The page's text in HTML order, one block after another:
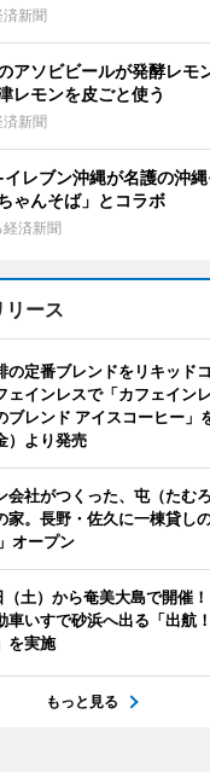
新聞
アソビビールが発酵レモ
モンを皮ごと使う
新聞
イレブン沖縄が名護の沖
ゃんそば」とコラボ
済新聞
リース
の定番ブレンドをリキッド
ェインレスで「カフェイン
ブレンド アイスコーヒー」
）より発売
会社がつくった、屯（たむ
家。長野・佐久に一棟貸し
オープン
土）から奄美大島で開催
車いすで砂浜へ出る「出航
を実施
もっと見る